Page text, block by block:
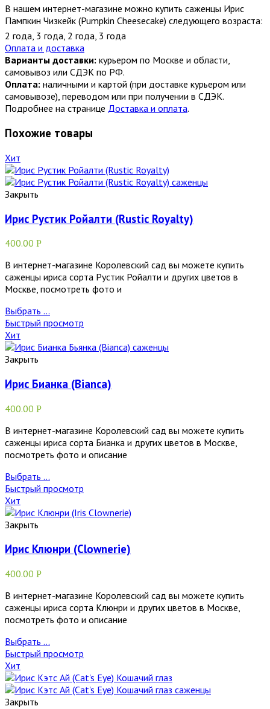
В нашем интернет-магазине можно купить саженцы Ирис
Пампкин Чизкейк (Pumpkin Cheesecake) следующего возраста:
2 года, 3 года, 2 года, 3 года
Оплата и доставка
Варианты доставки: курьером по Москве и области,
самовывоз или СДЭК по РФ.
Оплата: наличными и картой (при доставке курьером или
самовывозе), переводом или при получении в СДЭК.
Подробнее на странице Доставка и оплата.
Похожие товары
Хит
Закрыть
Ирис Рустик Ройалти (Rustic Royalty)
400.00 Р
В интернет-магазине Королевский сад вы можете купить
саженцы ириса сорта Рустик Ройалти и других цветов в
Москве, посмотреть фото и
Выбрать ...
Быстрый просмотр
Хит
Закрыть
Ирис Бианка (Bianca)
400.00 Р
В интернет-магазине Королевский сад вы можете купить
саженцы ириса сорта Бианка и других цветов в Москве,
посмотреть фото и описание
Выбрать ...
Быстрый просмотр
Хит
Закрыть
Ирис Клюнри (Clownerie)
400.00 Р
В интернет-магазине Королевский сад вы можете купить
саженцы ириса сорта Клюнри и других цветов в Москве,
посмотреть фото и описание
Выбрать ...
Быстрый просмотр
Хит
Закрыть